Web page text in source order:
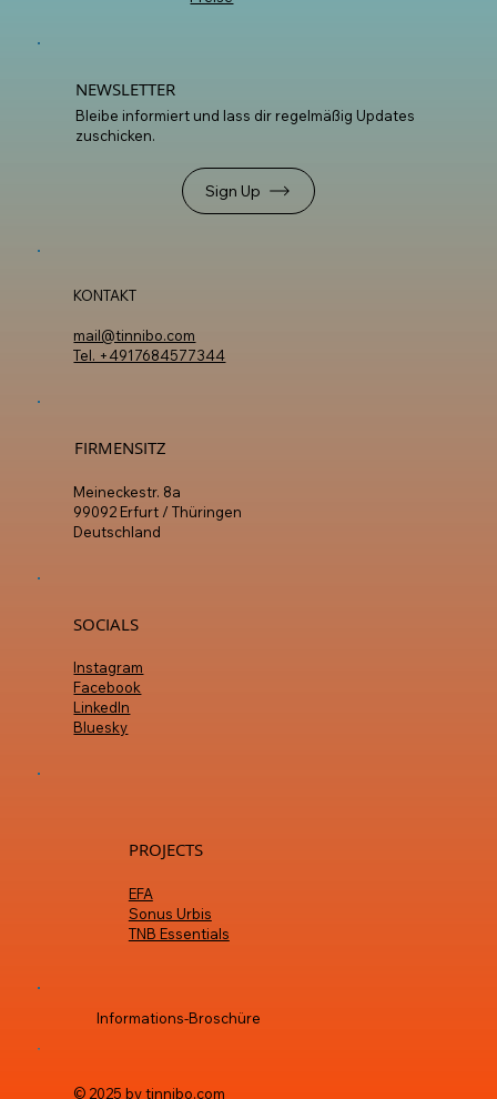
FIRMENSITZ
Meineckestr. 8a
99092 Erfurt / Thüringen
Deutschland
SOCIALS
Instagram
Facebook
LinkedIn
Bluesky
NEWSLETTER
Bleibe informiert und lass dir regelmäßig Updates
zuschicken.
Sign Up
KONTAKT
mail@tinnibo.com
Tel. +4917684577344
© 2025 by tinnibo.com
Informations-Broschüre
PROJECTS
EFA
Sonus Urbis
TNB Essentials